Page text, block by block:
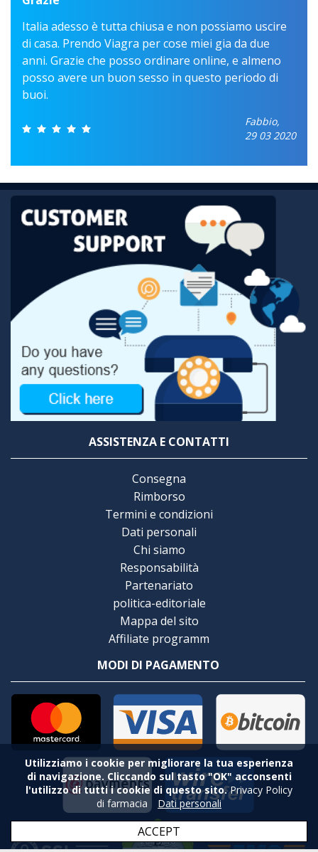
Italia adesso è tutta chiusa e non possiamo uscire
di casa. Prendo Viagra per cose miei gia da due
anni. Grazie che posso ordinare online, e almeno
posso avere un buon sesso in questo periodo di
buoi.
Fabbio,
29 03 2020
ASSISTENZA E CONTATTI
Consegna
Rimborso
Termini e condizioni
Dati personali
Chi siamo
Responsabilità
Partenariato
politica-editoriale
Mappa del sito
Affiliate programm
MODI DI PAGAMENTO
Utilizziamo i cookie per migliorare la tua esperienza
di navigazione. Cliccando sul tasto "OK" acconsenti
l'utilizzo di tutti i cookie di questo sito.Privacy Policy
di farmacia
Dati personali
ACCEPT